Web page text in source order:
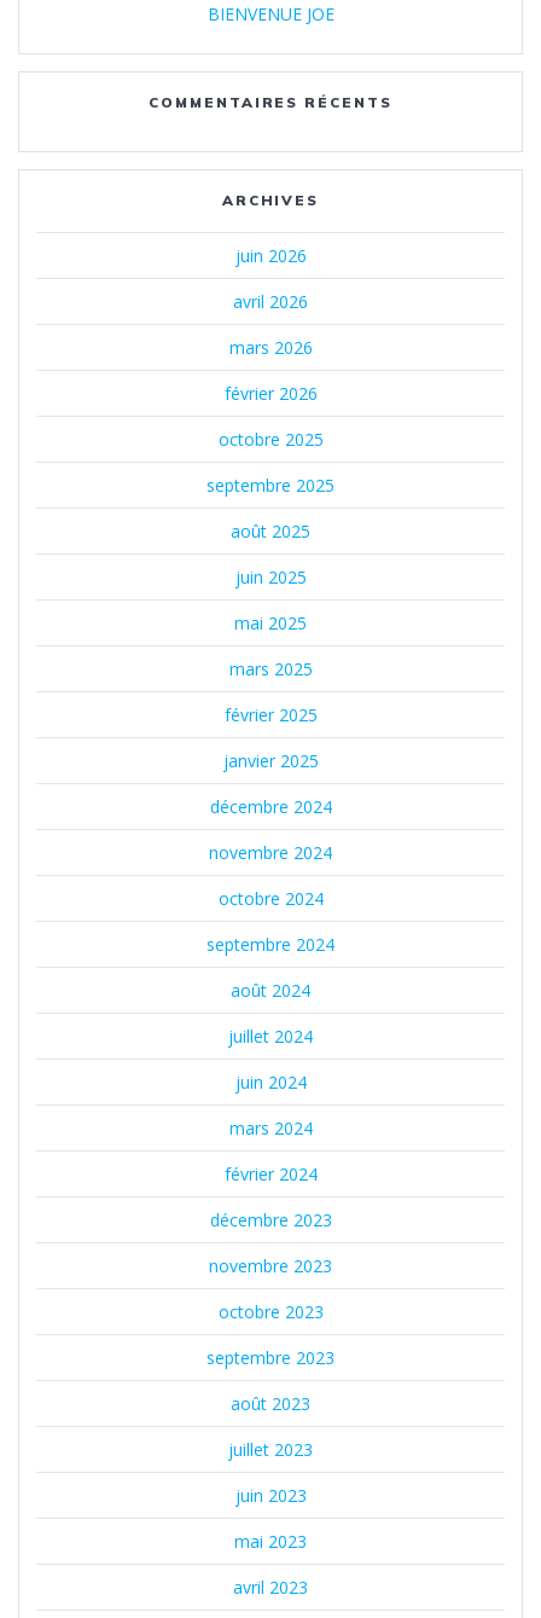
BIENVENUE JOE
COMMENTAIRES RÉCENTS
ARCHIVES
juin 2026
avril 2026
mars 2026
février 2026
octobre 2025
septembre 2025
août 2025
juin 2025
mai 2025
mars 2025
février 2025
janvier 2025
décembre 2024
novembre 2024
octobre 2024
septembre 2024
août 2024
juillet 2024
juin 2024
mars 2024
février 2024
décembre 2023
novembre 2023
octobre 2023
septembre 2023
août 2023
juillet 2023
juin 2023
mai 2023
avril 2023